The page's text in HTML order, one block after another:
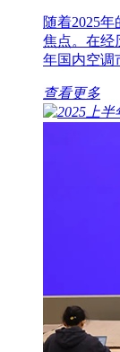
随着2025
焦点。在经
年国内空调
查看更多